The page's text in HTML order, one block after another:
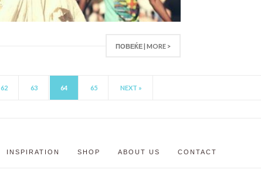
ПОВЕЌЕ | MORE >
62 63 64 65 NEXT »
INSPIRATION SHOP ABOUT US CONTACT